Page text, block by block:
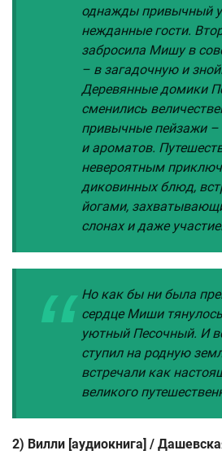
однажды привычный
нежданные гости.
забросила Мишу в
– в загадочную и
Деревянные домики
сменились
привычные пейзажи –
и ароматов.
невероятным
диковинных блюд,
йогами,
слонах и даже
Но как бы ни была
сердце Миши
уютный Песочный. И
ступил на родную
встречали как
великого
2) Вилли [аудиокнига] /